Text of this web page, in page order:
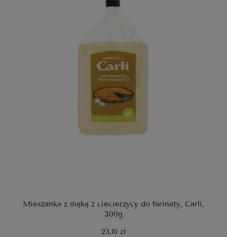
Mieszanka z mąką z ciecierzycy do farinaty, Carli,
300g
23,10 zł